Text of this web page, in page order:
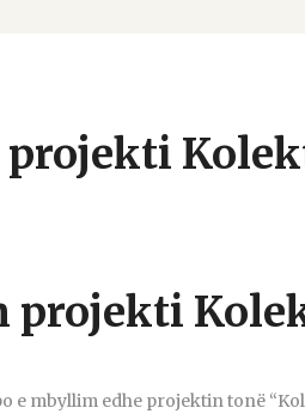
projekti
e mbyllim edhe projektin tonë